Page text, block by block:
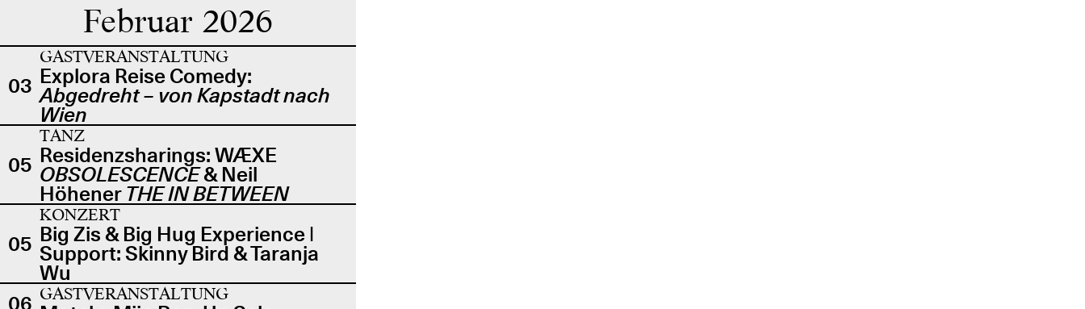
Februar 2026
03
GASTVERANSTALTUNG
Explora Reise Comedy:
Abgedreht – von Kapstadt nach
Wien
05
TANZ
Residenzsharings: WÆXE
OBSOLESCENCE& Neil
Höhener THE IN BETWEEN
05
KONZERT
Big Zis & Big Hug Experience |
Support: Skinny Bird & Taranja
Wu
06 GASTVERANSTALTUNG